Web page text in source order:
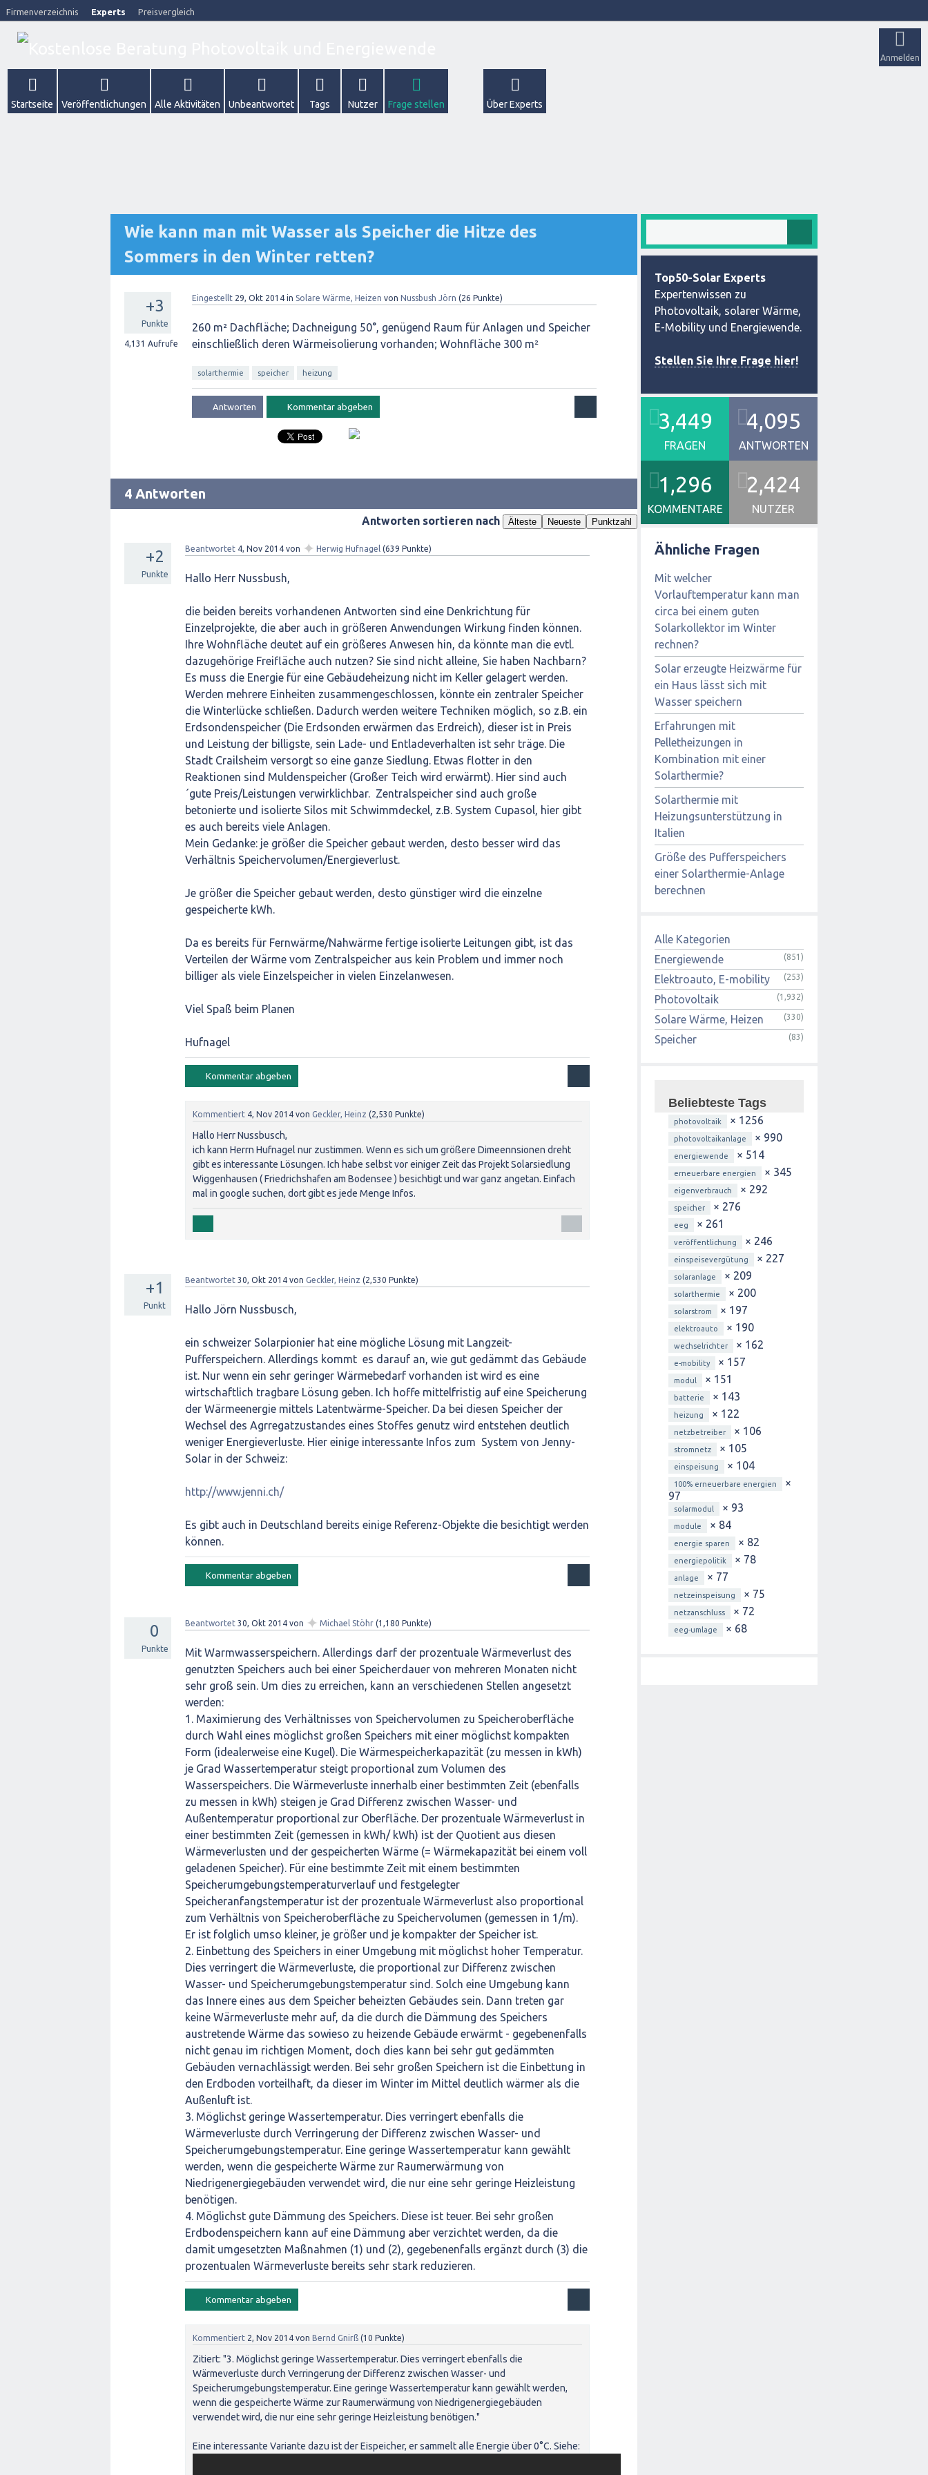
Firmenverzeichnis Experts Preisvergleich
Anmelden
Startseite Veröffentlichungen Alle Aktivitäten Unbeantwortet Tags Nutzer Frage stellen Über Experts
Wie kann man mit Wasser als Speicher die Hitze des
Sommers in den Winter retten?
+3
Punkte
4,131 Aufrufe
Eingestellt 29, Okt 2014 in Solare Wärme, Heizen von Nussbush Jörn (26 Punkte)
260 m² Dachfläche; Dachneigung 50°, genügend Raum für Anlagen und Speicher
einschließlich deren Wärmeisolierung vorhanden; Wohnfläche 300 m²
solarthermie speicher heizung
4 Antworten
Antworten sortieren nach Älteste Neueste Punktzahl
+2
Punkte
Beantwortet 4, Nov 2014 von ✦ Herwig Hufnagel (639 Punkte)
Hallo Herr Nussbush,
die beiden bereits vorhandenen Antworten sind eine Denkrichtung für
Einzelprojekte, die aber auch in größeren Anwendungen Wirkung finden können.
Ihre Wohnfläche deutet auf ein größeres Anwesen hin, da könnte man die evtl.
dazugehörige Freifläche auch nutzen? Sie sind nicht alleine, Sie haben Nachbarn?
Es muss die Energie für eine Gebäudeheizung nicht im Keller gelagert werden.
Werden mehrere Einheiten zusammengeschlossen, könnte ein zentraler Speicher
die Winterlücke schließen. Dadurch werden weitere Techniken möglich, so z.B. ein
Erdsondenspeicher (Die Erdsonden erwärmen das Erdreich), dieser ist in Preis
und Leistung der billigste, sein Lade- und Entladeverhalten ist sehr träge. Die
Stadt Crailsheim versorgt so eine ganze Siedlung. Etwas flotter in den
Reaktionen sind Muldenspeicher (Großer Teich wird erwärmt). Hier sind auch
´gute Preis/Leistungen verwirklichbar. Zentralspeicher sind auch große
betonierte und isolierte Silos mit Schwimmdeckel, z.B. System Cupasol, hier gibt
es auch bereits viele Anlagen.
Mein Gedanke: je größer die Speicher gebaut werden, desto besser wird das
Verhältnis Speichervolumen/Energieverlust.
Je größer die Speicher gebaut werden, desto günstiger wird die einzelne
gespeicherte kWh.
Da es bereits für Fernwärme/Nahwärme fertige isolierte Leitungen gibt, ist das
Verteilen der Wärme vom Zentralspeicher aus kein Problem und immer noch
billiger als viele Einzelspeicher in vielen Einzelanwesen.
Viel Spaß beim Planen
Hufnagel
Kommentiert 4, Nov 2014 von Geckler, Heinz (2,530 Punkte)
Hallo Herr Nussbusch,
ich kann Herrn Hufnagel nur zustimmen. Wenn es sich um größere Dimeennsionen dreht
gibt es interessante Lösungen. Ich habe selbst vor einiger Zeit das Projekt Solarsiedlung
Wiggenhausen ( Friedrichshafen am Bodensee ) besichtigt und war ganz angetan. Einfach
mal in google suchen, dort gibt es jede Menge Infos.
+1
Punkt
Beantwortet 30, Okt 2014 von Geckler, Heinz (2,530 Punkte)
Hallo Jörn Nussbusch,
ein schweizer Solarpionier hat eine mögliche Lösung mit Langzeit-
Pufferspeichern. Allerdings kommt es darauf an, wie gut gedämmt das Gebäude
ist. Nur wenn ein sehr geringer Wärmebedarf vorhanden ist wird es eine
wirtschaftlich tragbare Lösung geben. Ich hoffe mittelfristig auf eine Speicherung
der Wärmeenergie mittels Latentwärme-Speicher. Da bei diesen Speicher der
Wechsel des Agrregatzustandes eines Stoffes genutz wird entstehen deutlich
weniger Energieverluste. Hier einige interessante Infos zum System von Jenny-
Solar in der Schweiz:
http://www.jenni.ch/
Es gibt auch in Deutschland bereits einige Referenz-Objekte die besichtigt werden
können.
0
Punkte
Beantwortet 30, Okt 2014 von ✦ Michael Stöhr (1,180 Punkte)
Mit Warmwasserspeichern. Allerdings darf der prozentuale Wärmeverlust des
genutzten Speichers auch bei einer Speicherdauer von mehreren Monaten nicht
sehr groß sein. Um dies zu erreichen, kann an verschiedenen Stellen angesetzt
werden:
1. Maximierung des Verhältnisses von Speichervolumen zu Speicheroberfläche
durch Wahl eines möglichst großen Speichers mit einer möglichst kompakten
Form (idealerweise eine Kugel). Die Wärmespeicherkapazität (zu messen in kWh)
je Grad Wassertemperatur steigt proportional zum Volumen des
Wasserspeichers. Die Wärmeverluste innerhalb einer bestimmten Zeit (ebenfalls
zu messen in kWh) steigen je Grad Differenz zwischen Wasser- und
Außentemperatur proportional zur Oberfläche. Der prozentuale Wärmeverlust in
einer bestimmten Zeit (gemessen in kWh/ kWh) ist der Quotient aus diesen
Wärmeverlusten und der gespeicherten Wärme (= Wärmekapazität bei einem voll
geladenen Speicher). Für eine bestimmte Zeit mit einem bestimmten
Speicherumgebungstemperaturverlauf und festgelegter
Speicheranfangstemperatur ist der prozentuale Wärmeverlust also proportional
zum Verhältnis von Speicheroberfläche zu Speichervolumen (gemessen in 1/m).
Er ist folglich umso kleiner, je größer und je kompakter der Speicher ist.
2. Einbettung des Speichers in einer Umgebung mit möglichst hoher Temperatur.
Dies verringert die Wärmeverluste, die proportional zur Differenz zwischen
Wasser- und Speicherumgebungstemperatur sind. Solch eine Umgebung kann
das Innere eines aus dem Speicher beheizten Gebäudes sein. Dann treten gar
keine Wärmeverluste mehr auf, da die durch die Dämmung des Speichers
austretende Wärme das sowieso zu heizende Gebäude erwärmt - gegebenenfalls
nicht genau im richtigen Moment, doch dies kann bei sehr gut gedämmten
Gebäuden vernachlässigt werden. Bei sehr großen Speichern ist die Einbettung in
den Erdboden vorteilhaft, da dieser im Winter im Mittel deutlich wärmer als die
Außenluft ist.
3. Möglichst geringe Wassertemperatur. Dies verringert ebenfalls die
Wärmeverluste durch Verringerung der Differenz zwischen Wasser- und
Speicherumgebungstemperatur. Eine geringe Wassertemperatur kann gewählt
werden, wenn die gespeicherte Wärme zur Raumerwärmung von
Niedrigenergiegebäuden verwendet wird, die nur eine sehr geringe Heizleistung
benötigen.
4. Möglichst gute Dämmung des Speichers. Diese ist teuer. Bei sehr großen
Erdbodenspeichern kann auf eine Dämmung aber verzichtet werden, da die
damit umgesetzten Maßnahmen (1) und (2), gegebenenfalls ergänzt durch (3) die
prozentualen Wärmeverluste bereits sehr stark reduzieren.
Kommentiert 2, Nov 2014 von Bernd Gnirß (10 Punkte)
Zitiert: "3. Möglichst geringe Wassertemperatur. Dies verringert ebenfalls die
Wärmeverluste durch Verringerung der Differenz zwischen Wasser- und
Speicherumgebungstemperatur. Eine geringe Wassertemperatur kann gewählt werden,
wenn die gespeicherte Wärme zur Raumerwärmung von Niedrigenergiegebäuden
verwendet wird, die nur eine sehr geringe Heizleistung benötigen."
Eine interessante Variante dazu ist der Eispeicher, er sammelt alle Energie über 0°C. Siehe:
Top50-Solar Experts
Expertenwissen zu
Photovoltaik, solarer Wärme,
E-Mobility und Energiewende.
Stellen Sie Ihre Frage hier!
3,449
FRAGEN
4,095
ANTWORTEN
1,296
KOMMENTARE
2,424
NUTZER
Ähnliche Fragen
Mit welcher
Vorlauftemperatur kann man
circa bei einem guten
Solarkollektor im Winter
rechnen?
Solar erzeugte Heizwärme für
ein Haus lässt sich mit
Wasser speichern
Erfahrungen mit
Pelletheizungen in
Kombination mit einer
Solarthermie?
Solarthermie mit
Heizungsunterstützung in
Italien
Größe des Pufferspeichers
einer Solarthermie-Anlage
berechnen
Alle Kategorien
Energiewende
(851)
Elektroauto, E-mobility (253)
Photovoltaik (1,932)
Solare Wärme, Heizen (330)
Speicher (83)
Beliebteste Tags
photovoltaik × 1256
photovoltaikanlage × 990
energiewende × 514
erneuerbare energien × 345
eigenverbrauch × 292
speicher × 276
eeg × 261
veröffentlichung × 246
einspeisevergütung × 227
solaranlage × 209
solarthermie × 200
solarstrom × 197
elektroauto × 190
wechselrichter × 162
e-mobility × 157
modul × 151
batterie × 143
heizung × 122
netzbetreiber × 106
stromnetz × 105
einspeisung × 104
100% erneuerbare energien
×
97
solarmodul × 93
module × 84
energie sparen × 82
energiepolitik × 78
anlage × 77
netzeinspeisung × 75
netzanschluss × 72
eeg-umlage × 68